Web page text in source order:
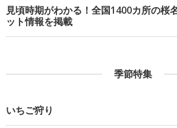
見頃時期がわかる！全国1400カ所の桜
ット情報を掲載
季節特集
いちご狩り